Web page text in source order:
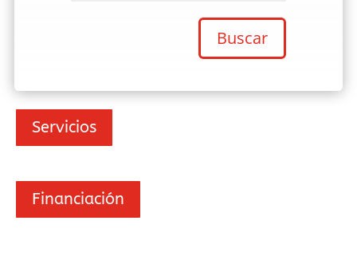
Buscar
Servicios
Financiación